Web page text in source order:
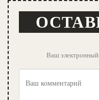
Ваш электронный